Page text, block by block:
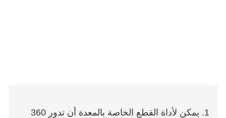
1. يمكن لأداة القطع الخاصة بالمعدة أن تدور 360